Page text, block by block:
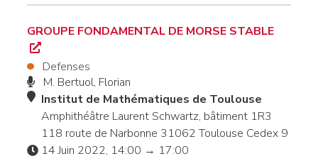
GROUPE FONDAMENTAL DE MORSE STABLE
Defenses
M. Bertuol, Florian
Institut de Mathématiques de Toulouse
Amphithéâtre Laurent Schwartz, bâtiment 1R3
118 route de Narbonne 31062 Toulouse Cedex 9
14 Juin 2022, 14:00 → 17:00